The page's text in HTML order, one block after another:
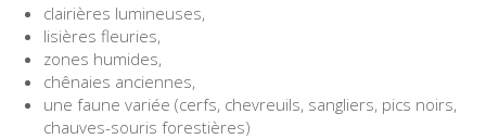
clairières lumineuses,
lisières fleuries,
zones humides,
chênaies anciennes,
une faune variée (cerfs, chevreuils, sangliers, pics noirs,
chauves-souris forestières)